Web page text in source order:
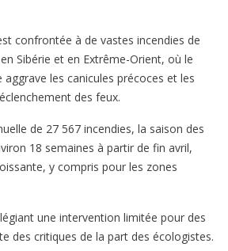
confrontée à de vastes incendies de
Sibérie et en Extrême-Orient, où le
les canicules précoces et les
des feux.
de 27 567 incendies, la saison des
18 semaines à partir de fin avril,
y compris pour les zones
une intervention limitée pour des
des critiques de la part des écologistes.